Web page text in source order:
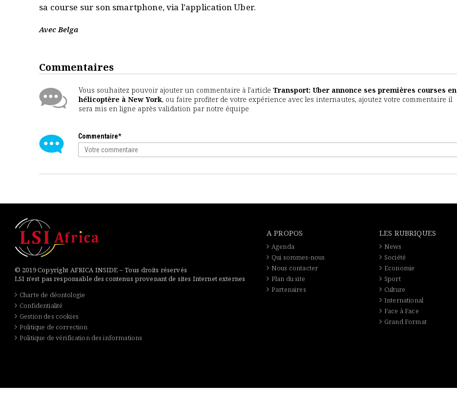
sa course sur son smartphone, via l'application Uber.
Avec Belga
Commentaires
Vous souhaitez pouvoir ajouter un commentaire à l'article Transport: Uber annonce ses premières courses en
hélicoptère à New York, ou faire profiter de votre expérience avec les internautes, ajoutez votre commentaire il
sera mis en ligne après validation par notre équipe
Commentaire*
© 2019 Copyright AFRICA INSIDE – Tous droits réservés
LSI n'est pas responsable des contenus provenant de sites Internet externes
Charte de déontologie
Confidentialité
Gestion des cookies
Politique de correction
Politique de vérification des informations
A PROPOS
Agenda
Qui sommes-nous
Nous contacter
Plan du site
Partenaires
LES RUBRIQUES
News
Société
Economie
Sport
Culture
International
Face à Face
Grand Format